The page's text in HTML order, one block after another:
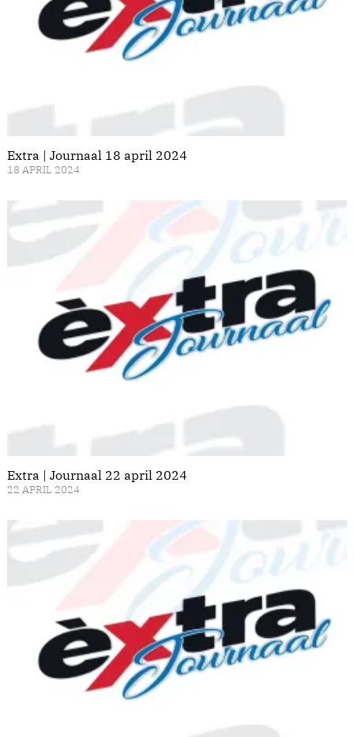
Extra | Journaal 18 april 2024
18 APRIL 2024
Extra | Journaal 22 april 2024
22 APRIL 2024